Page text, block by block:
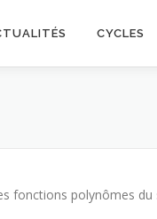
CYCLES
fonctions polynômes du